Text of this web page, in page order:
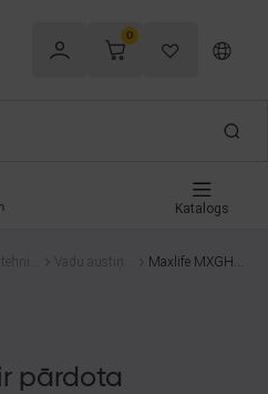
0
Katalogs
Vadu austiņa
Maxlife MXGH-1
pārdota